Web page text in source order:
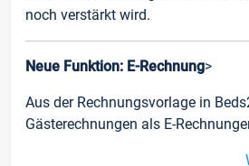
noch verstärkt wird.
Neue Funktion: E-Rechnung>
Aus der Rechnungsvorlage in
Gästerechnungen als E-